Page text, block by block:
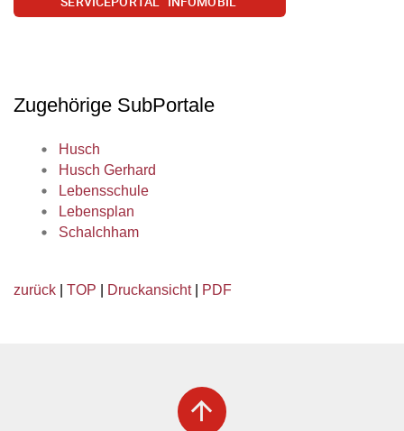
Zugehörige SubPortale
Husch
Husch Gerhard
Lebensschule
Lebensplan
Schalchham
zurück TOP Druckansicht| PDF
arrow_upward